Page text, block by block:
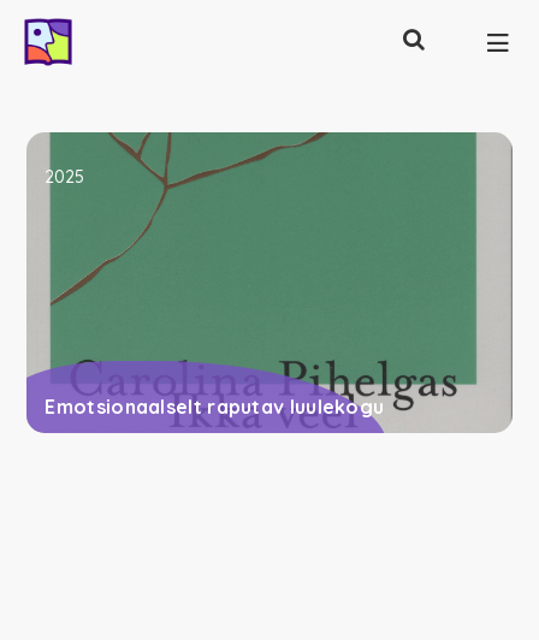
Otsing
Emotsionaalselt raputav luulekogu
2025